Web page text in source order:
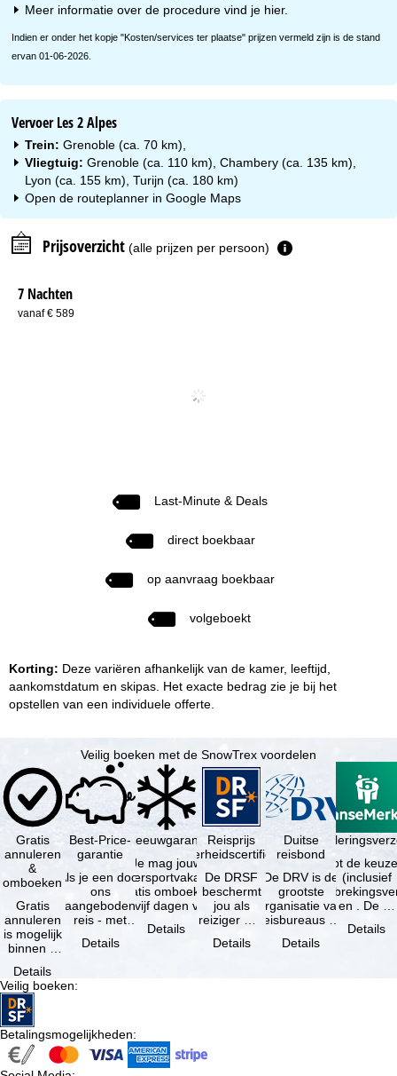
Meer informatie over de procedure vind je hier.
Indien er onder het kopje "Kosten/services ter plaatse" prijzen vermeld zijn is de stand
ervan 01-06-2026.
Vervoer Les 2 Alpes
Trein:Grenoble (ca. 70 km),
Vliegtuig:Grenoble (ca. 110 km), Chambery (ca. 135 km),
Lyon (ca. 155 km), Turijn (ca. 180 km)
Open de routeplanner inGoogle Maps
Prijsoverzicht (alle prijzen per persoon)
7 Nachten
vanaf € 589
Last-Minute & Deals
direct boekbaar
op aanvraag boekbaar
volgeboekt
Korting: Deze variëren afhankelijk van de kamer, leeftijd,
aankomstdatum en skipas. Het exacte bedrag zie je bij het
opstellen van een individuele offerte.
Veilig boeken met de SnowTrex voordelen
Gratis
annuleren
&
omboeken
Gratis
annuleren
is mogelijk
binnen 5
de
boeking,
als jouw
vakantie …
Details
Best-Price-
garantie
Als je een door
ons
aangeboden
reis - met
dezelfde inhoud
en
Details
Sneeuwgarantie
Je mag jouw
wintersportvakantie
gratis omboeken
als vijf dagen voor
Details
Reisprijs
zekerheidscertificaat
De DRSF
beschermt
jou als
reiziger met
pakketreis
Details
Duitse
reisbond
De DRV is de
grootste
organisatie van
reisbureaus en
in Duitsland. …
Details
Je hebt de
(inclusief
en . De …
Details
Veilig boeken:
Betalingsmogelijkheden: